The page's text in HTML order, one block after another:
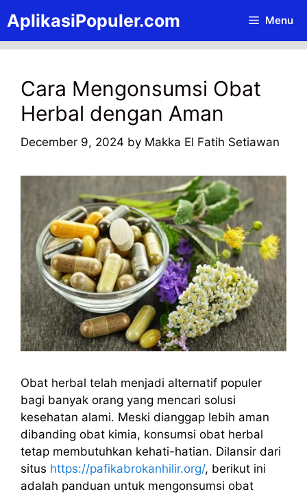
to
content
AplikasiPopuler.com Menu
Cara Mengonsumsi Obat
Herbal dengan Aman
December 9, 2024 by Makka El Fatih Setiawan
Obat herbal telah menjadi alternatif populer
bagi banyak orang yang mencari solusi
kesehatan alami. Meski dianggap lebih aman
dibanding obat kimia, konsumsi obat herbal
tetap membutuhkan kehati-hatian. Dilansir dari
situs https://pafikabrokanhilir.org/, berikut ini
adalah panduan untuk mengonsumsi obat